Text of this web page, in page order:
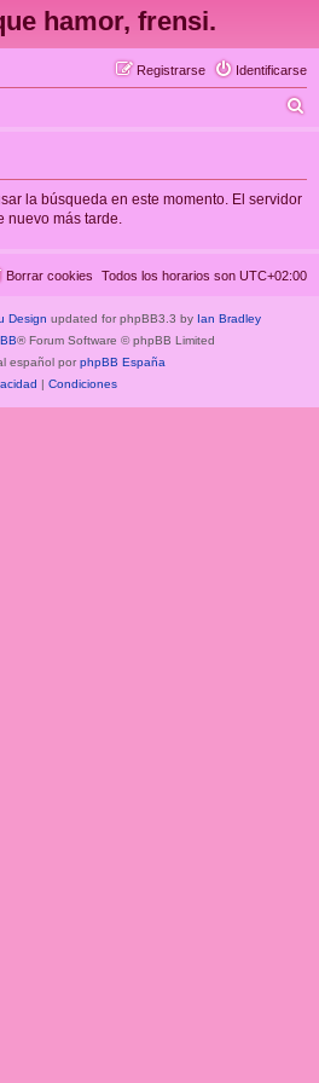
hamor, frensi.
Identificarse
Registrarse
la búsqueda en este momento. El servidor
nuevo más tarde.
Todos los horarios son UTC+02:00
Borrar cookies
Design updated for phpBB3.3 by Ian Bradley
® Forum Software © phpBB Limited
español por phpBB España
| Condiciones